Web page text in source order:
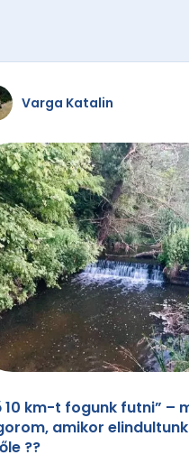
Varga Katalin
10 km-t fogunk futni” –
amikor
??